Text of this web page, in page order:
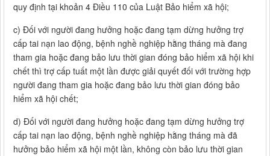
quy định tại khoản 4 Điều 110 của Luật Bảo hiểm xã hội;
c) Đối với người đang hưởng hoặc đang tạm dừng hưởng trợ
cấp tai nạn lao động, bệnh nghề nghiệp hằng tháng mà đang
tham gia hoặc đang bảo lưu thời gian đóng bảo hiểm xã hội khi
chết thì trợ cấp tuất một lần được giải quyết đối với trường hợp
người đang tham gia hoặc đang bảo lưu thời gian đóng bảo
hiểm xã hội chết;
d) Đối với người đang hưởng hoặc đang tạm dừng hưởng trợ
cấp tai nạn lao động, bệnh nghề nghiệp hằng tháng mà đã
hưởng bảo hiểm xã hội một lần, không còn bảo lưu thời gian